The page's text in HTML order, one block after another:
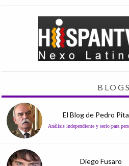
BLOGS
El Blog de Pedro
Análisis independiente y serio para
Diego Fusaro